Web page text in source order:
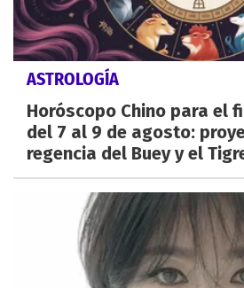
ASTROLOGÍA
Horóscopo Chino para el
del 7 al 9 de agosto:
regencia del Buey y el